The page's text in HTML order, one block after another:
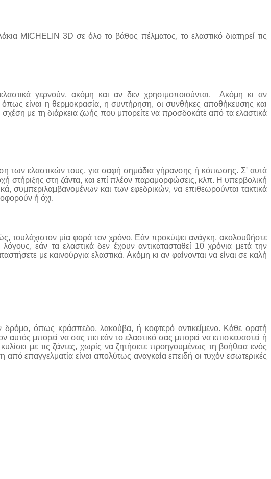
MICHELIN 3D σε όλο το βάθος πέλματος, το ελαστικό διατηρεί τις
γερνούν, ακόμη και αν δεν χρησιμοποιούνται. Ακόμη κι αν
είναι η θερμοκρασία, η συντήρηση, οι συνθήκες αποθήκευσης και
με τη διάρκεια ζωής που μπορείτε να προσδοκάτε από τα ελαστικά
των ελαστικών τους, για σαφή σημάδια γήρανσης ή κόπωσης. Σ' αυτά
στήριξης στη ζάντα, και επί πλέον παραμορφώσεις, κλπ. Η υπερβολική
συμπεριλαμβανομένων και των εφεδρικών, να επιθεωρούνται τακτικά
ή όχι.
τουλάχιστον μία φορά τον χρόνο. Εάν προκύψει ανάγκη, ακολουθήστε
εάν τα ελαστικά δεν έχουν αντικατασταθεί 10 χρόνια μετά την
με καινούργια ελαστικά. Ακόμη κι αν φαίνονται να είναι σε καλή
δρόμο, όπως κράσπεδο, λακούβα, ή κοφτερό αντικείμενο. Κάθε ορατή
μπορεί να σας πει εάν το ελαστικό σας μπορεί να επισκευαστεί ή
με τις ζάντες, χωρίς να ζητήσετε προηγουμένως τη βοήθεια ενός
επαγγελματία είναι απολύτως αναγκαία επειδή οι τυχόν εσωτερικές